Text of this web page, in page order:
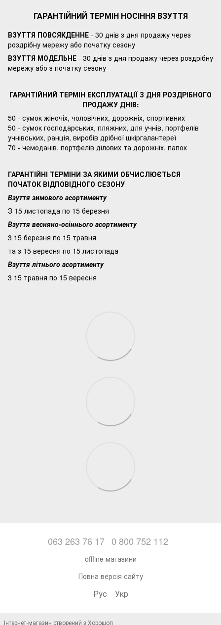
ГАРАНТІЙНИЙ ТЕРМІН НОСІННЯ ВЗУТТЯ
ВЗУТТЯ ПОВСЯКДЕННЕ - 30 днів з дня продажу через
роздрібну мережу або початку сезону
ВЗУТТЯ МОДЕЛЬНЕ - 30 днів з дня продажу через роздрібну
мережу або з початку сезону
ГАРАНТІЙНИЙ ТЕРМІН ЕКСПЛУАТАЦІЇ З ДНЯ РОЗДРІБНОГО
ПРОДАЖУ ДНІВ:
50 - сумок жіночіх, чоловічних, дорожніх, спортивних
50 - сумок господарських, пляжних, для учнів, портфелів
учнівських, ранція, виробів дрібної шкіргалантереї
70 - чемоданів, портфелів ділових та дорожніх, папок
ГАРАНТІЙНІ ТЕРМІНИ ЗА ЯКИМИ ОБЧИСЛЮЄТЬСЯ
ПОЧАТОК ВІДПОВІДНОГО СЕЗОНУ
Взуття зимового асортименту
З 15 листопада по 15 березня
Взуття весняно-осіннього асортименту
3 15 березня по 15 травня
та з 15 вересня по 15 листопада
Взуття літнього асортименту
3 15 травня по 15 вересня
063 263 76 17 0 800 752 112
offline магазини
Повна версія сайту
Рус Укр
Інтернет-магазин створений з Хорошоп